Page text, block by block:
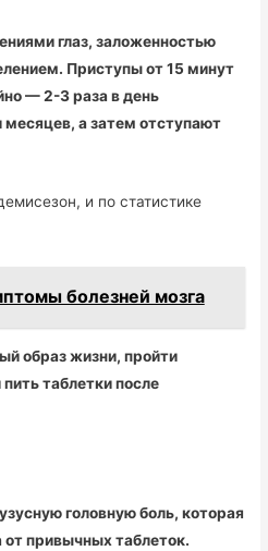
глаз, заложенностью
Приступы от 15 минут
— 2-3 раза в день
месяцев, а затем отступают
и по статистике
болезней мозга
образ жизни, пройти
таблетки после
головную боль, которая
от привычных таблеток.